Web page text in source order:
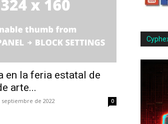
en la feria estatal de
arte...
septiembre de 2022 0